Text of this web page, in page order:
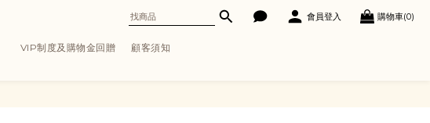
會員登入 購物車(0)
VIP制度及購物金回贈 顧客須知